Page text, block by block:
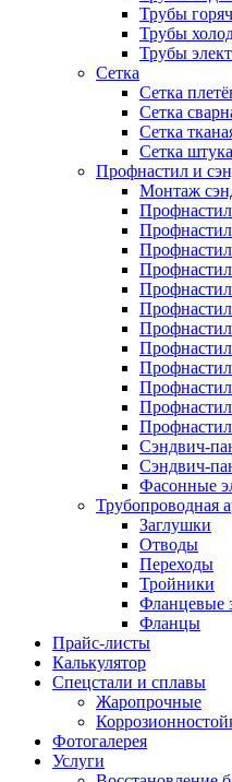
Трубы
Трубы
Трубы
Сетка
Сетка
Сетка
Сетка
Сетка
Профнастил и
Монтаж
Сэндвич-
Сэндвич-
Фасонные
Трубопроводная
Заглушки
Отводы
Переходы
Тройники
Фланцевые
Фланцы
Прайс-листы
Калькулятор
Спецстали и сплавы
Жаропрочные
Фотогалерея
Услуги